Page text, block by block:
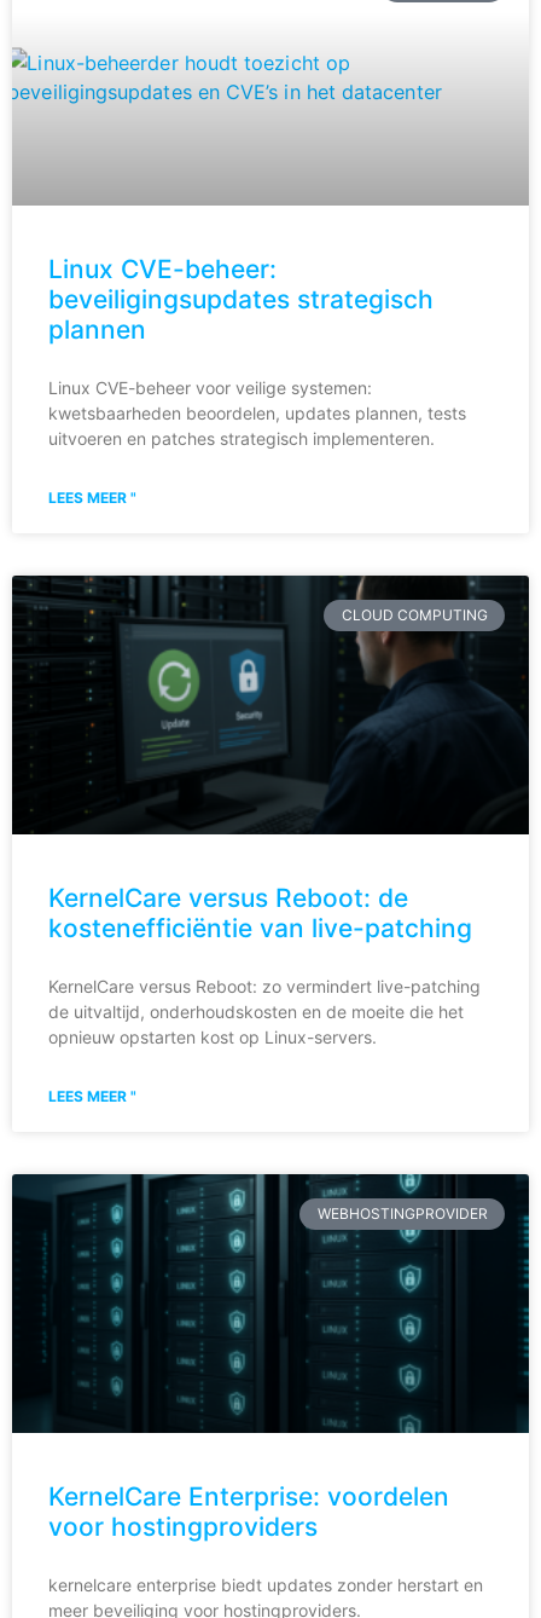
Linux CVE-beheer:
beveiligingsupdates strategisch
plannen
Linux CVE-beheer voor veilige systemen:
kwetsbaarheden beoordelen, updates plannen, tests
uitvoeren en patches strategisch implementeren.
LEES MEER "
CLOUD COMPUTING
KernelCare versus Reboot: de
kostenefficiëntie van live-patching
KernelCare versus Reboot: zo vermindert live-patching
de uitvaltijd, onderhoudskosten en de moeite die het
opnieuw opstarten kost op Linux-servers.
LEES MEER "
WEBHOSTINGPROVIDER
KernelCare Enterprise: voordelen
voor hostingproviders
kernelcare enterprise biedt updates zonder herstart en
meer beveiliging voor hostingproviders.